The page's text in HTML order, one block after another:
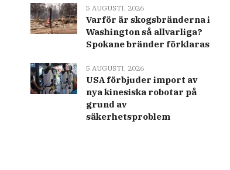
5 AUGUSTI, 2026
Varför är skogsbränderna i
Washington så allvarliga?
Spokane bränder förklaras
5 AUGUSTI, 2026
USA förbjuder import av
nya kinesiska robotar på
grund av
säkerhetsproblem